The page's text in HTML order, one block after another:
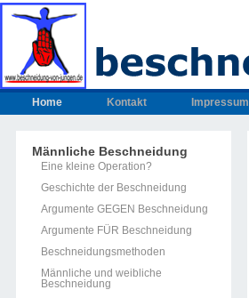
Home Kontakt Impressum
Männliche Beschneidung
Eine kleine Operation?
Geschichte der Beschneidung
Argumente GEGEN Beschneidung
Argumente FÜR Beschneidung
Beschneidungsmethoden
Männliche und weibliche
Beschneidung